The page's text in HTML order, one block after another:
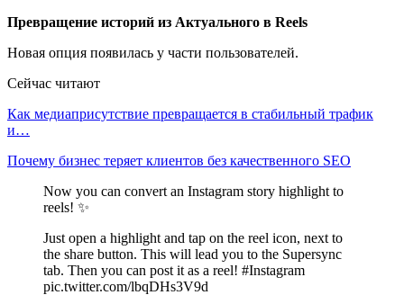
Превращение историй из Актуального в Reels
Новая опция появилась у части пользователей.
Сейчас читают
Как медиаприсутствие превращается в стабильный трафик
и…
Почему бизнес теряет клиентов без качественного SEO
Now you can convert an Instagram story highlight to
reels! ✨
Just open a highlight and tap on the reel icon, next to
the share button. This will lead you to the Supersync
tab. Then you can post it as a reel! #Instagram
pic.twitter.com/lbqDHs3V9d